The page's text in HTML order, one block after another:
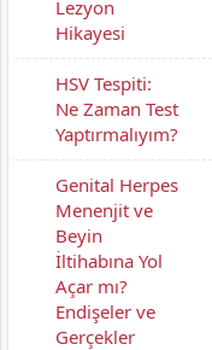
Lezyon
Hikayesi
HSV Tespiti:
Ne Zaman Test
Yaptırmalıyım?
Genital Herpes
Menenjit ve
Beyin
İltihabına Yol
Açar mı?
Endişeler ve
Gerçekler